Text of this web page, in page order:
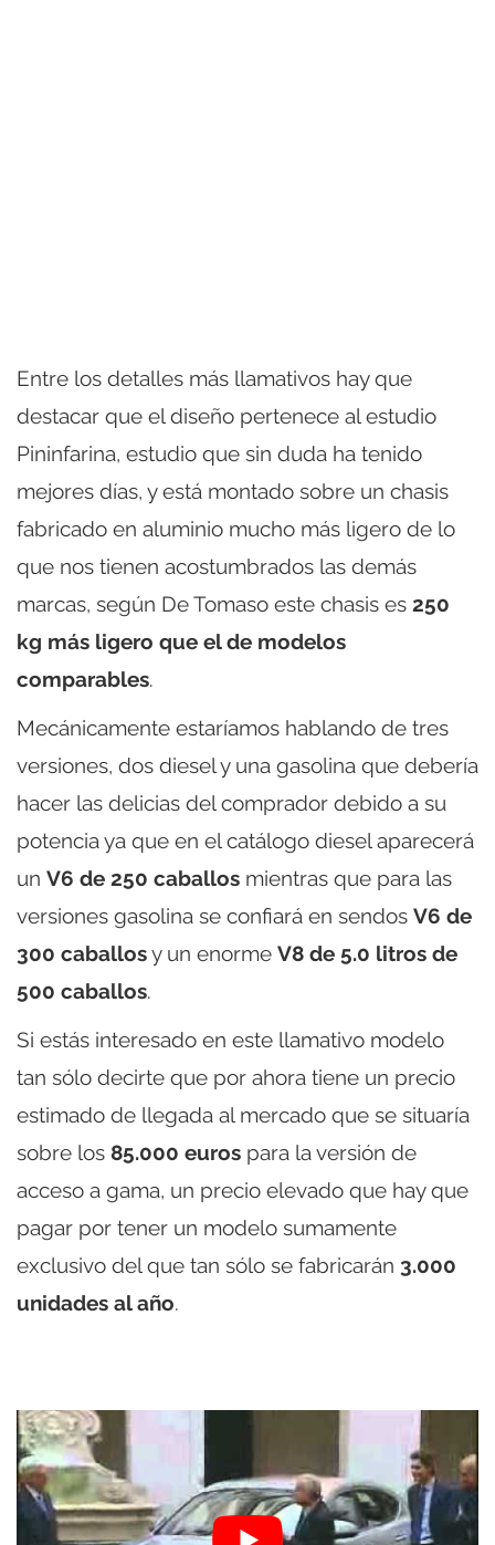
Entre los detalles más llamativos hay que
destacar que el diseño pertenece al estudio
Pininfarina, estudio que sin duda ha tenido
mejores días, y está montado sobre un chasis
fabricado en aluminio mucho más ligero de lo
que nos tienen acostumbrados las demás
marcas, según De Tomaso este chasis es 250
kg más ligero que el de modelos
comparables.
Mecánicamente estaríamos hablando de tres
versiones, dos diesel y una gasolina que debería
hacer las delicias del comprador debido a su
potencia ya que en el catálogo diesel aparecerá
un V6 de 250 caballos mientras que para las
versiones gasolina se confiará en sendos V6 de
300 caballosy un enorme V8 de 5.0 litros de
500 caballos.
Si estás interesado en este llamativo modelo
tan sólo decirte que por ahora tiene un precio
estimado de llegada al mercado que se situaría
sobre los 85.000 euros para la versión de
acceso a gama, un precio elevado que hay que
pagar por tener un modelo sumamente
exclusivo del que tan sólo se fabricarán 3.000
unidades al año.